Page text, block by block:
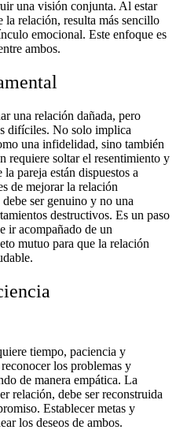
una visión conjunta. Al estar
la relación, resulta más sencillo
emocional. Este enfoque es
ambos.
una relación dañada, pero
difíciles. No solo implica
una infidelidad, sino también
requiere soltar el resentimiento y
pareja están dispuestos a
de mejorar la relación
ser genuino y no una
destructivos. Es un paso
ir acompañado de un
mutuo para que la relación
tiempo, paciencia y
los problemas y
de manera empática. La
relación, debe ser reconstruida
Establecer metas y
los deseos de ambos.